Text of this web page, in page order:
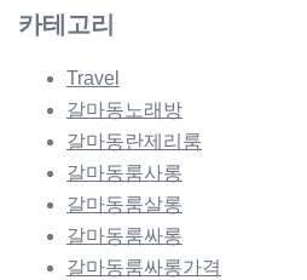
카테고리
Travel
갈마동노래방
갈마동란제리룸
갈마동룸사롱
갈마동룸살롱
갈마동룸싸롱
갈마동룸싸롱가격